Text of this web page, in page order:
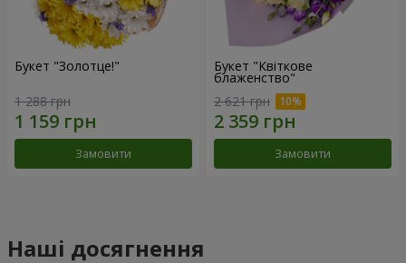
Букет "Золотце!"
1 288 грн
Замовити
Букет "Квіткове
блаженство"
2 621 грн
Замовити
Наші досягнення